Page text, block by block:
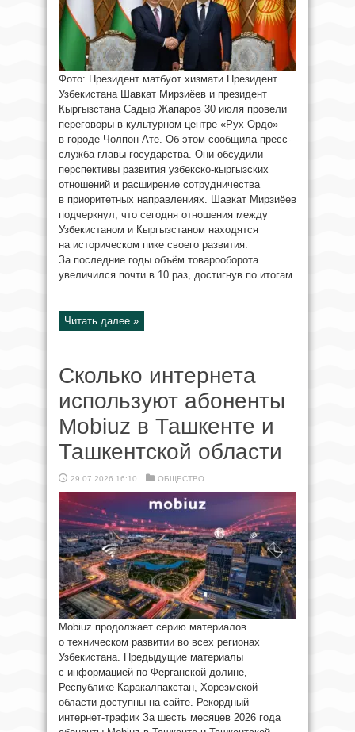
Фото: Президент матбуот хизмати Президент
Узбекистана Шавкат Мирзиёев и президент
Кыргызстана Садыр Жапаров 30 июля провели
переговоры в культурном центре «Рух Ордо»
в городе Чолпон-Ате. Об этом сообщила пресс-
служба главы государства. Они обсудили
перспективы развития узбекско-кыргызских
отношений и расширение сотрудничества
в приоритетных направлениях. Шавкат Мирзиёев
подчеркнул, что сегодня отношения между
Узбекистаном и Кыргызстаном находятся
на историческом пике своего развития.
За последние годы объём товарооборота
увеличился почти в 10 раз, достигнув по итогам
...
Читать далее »
Сколько интернета
используют абоненты
Mobiuz в Ташкенте и
Ташкентской области
29.07.2026 16:10 ОБЩЕСТВО
Mobiuz продолжает серию материалов
о техническом развитии во всех регионах
Узбекистана. Предыдущие материалы
с информацией по Ферганской долине,
Республике Каракалпакстан, Хорезмской
области доступны на сайте. Рекордный
интернет-трафик За шесть месяцев 2026 года